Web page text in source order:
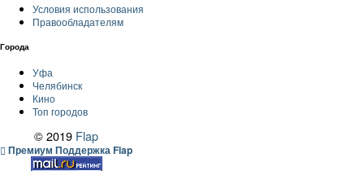
Условия использования
Правообладателям
Города
Уфа
Челябинск
Кино
Топ городов
© 2019 Flap
Премиум Поддержка Flap